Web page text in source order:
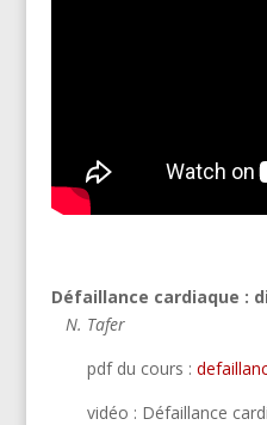
Défaillance cardiaque :
N. Tafer
pdf du cours :
vidéo : Défaillance